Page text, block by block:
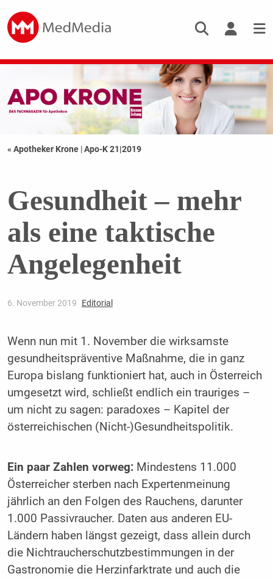
« Apotheker Krone |Apo-K 21|2019
Gesundheit – mehr
als eine taktische
Angelegenheit
6. November 2019 Editorial
Wenn nun mit 1. November die wirksamste
gesundheitspräventive Maßnahme, die in ganz
Europa bislang funktioniert hat, auch in Österreich
umgesetzt wird, schließt endlich ein trauriges –
um nicht zu sagen: paradoxes – Kapitel der
österreichischen (Nicht-)Gesundheitspolitik.
Ein paar Zahlen vorweg:Mindestens 11.000
Österreicher sterben nach Expertenmeinung
jährlich an den Folgen des Rauchens, darunter
1.000 Passivraucher. Daten aus anderen EU-
Ländern haben längst gezeigt, dass allein durch
die Nichtraucherschutzbestimmungen in der
Gastronomie die Herzinfarktrate und auch die